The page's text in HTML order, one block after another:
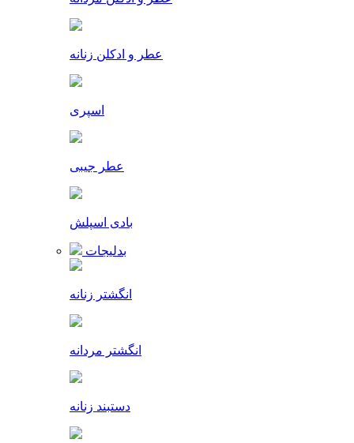
عطر و ادکلن زنانه
اسپری
عطر جیبی
بادی اسپلش
بدلیجات
انگشتر زنانه
انگشتر مردانه
دستبند زنانه